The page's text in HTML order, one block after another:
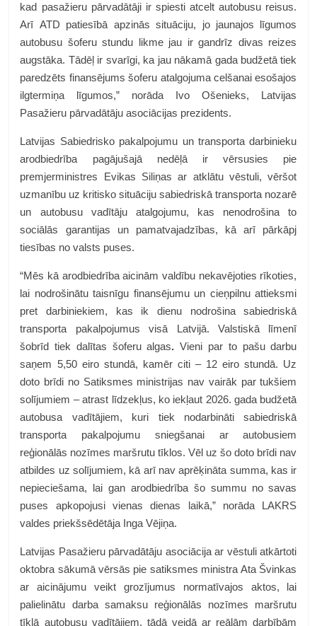
kad pasažieru pārvadātāji ir spiesti atcelt autobusu reisus.
Arī ATD patiesībā apzinās situāciju, jo jaunajos līgumos
autobusu šoferu stundu likme jau ir gandrīz divas reizes
augstāka. Tādēļ ir svarīgi, ka jau nākamā gada budžetā tiek
paredzēts finansējums šoferu atalgojuma celšanai esošajos
ilgtermiņa līgumos,” norāda Ivo Ošenieks, Latvijas
Pasažieru pārvadātāju asociācijas prezidents.
Latvijas Sabiedrisko pakalpojumu un transporta darbinieku
arodbiedrība pagājušajā nedēļā ir vērsusies pie
premjerministres Evikas Siliņas ar atklātu vēstuli, vēršot
uzmanību uz kritisko situāciju sabiedriskā transporta nozarē
un autobusu vadītāju atalgojumu, kas nenodrošina to
sociālās garantijas un pamatvajadzības, kā arī pārkāpj
tiesības no valsts puses.
“Mēs kā arodbiedrība aicinām valdību nekavējoties rīkoties,
lai nodrošinātu taisnīgu finansējumu un cieņpilnu attieksmi
pret darbiniekiem, kas ik dienu nodrošina sabiedriskā
transporta pakalpojumus visā Latvijā. Valstiskā līmenī
šobrīd tiek dalītas šoferu algas. Vieni par to pašu darbu
saņem 5,50 eiro stundā, kamēr citi – 12 eiro stundā. Uz
doto brīdi no Satiksmes ministrijas nav vairāk par tukšiem
solījumiem – atrast līdzekļus, ko iekļaut 2026. gada budžetā
autobusa vadītājiem, kuri tiek nodarbināti sabiedriskā
transporta pakalpojumu sniegšanai ar autobusiem
reģionālās nozīmes maršrutu tīklos.Vēl uz šo doto brīdi nav
atbildes uz solījumiem, kā arī nav aprēķināta summa, kas ir
nepieciešama, lai gan arodbiedrība šo summu no savas
puses apkopojusi vienas dienas laikā,” norāda LAKRS
valdes priekšsēdētāja Inga Vējiņa.
Latvijas Pasažieru pārvadātāju asociācija ar vēstuli atkārtoti
oktobra sākumā vērsās pie satiksmes ministra Ata Švinkas
ar aicinājumu veikt grozījumus normatīvajos aktos, lai
palielinātu darba samaksu reģionālās nozīmes maršrutu
tīklā autobusu vadītājiem, tādā veidā ar reālām darbībām